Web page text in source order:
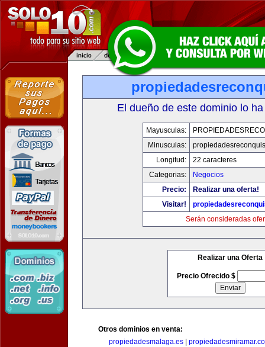
El dueño de este dominio lo
Mayusculas:
Minusculas:
Longitud:
22 caracteres
Categorias:
Negocios
Precio:
Realizar una oferta!
Visitar!
Serán consideradas
Realizar una Oferta
Precio Ofrecido $
Otros dominios en venta:
propiedadesmalaga.es|